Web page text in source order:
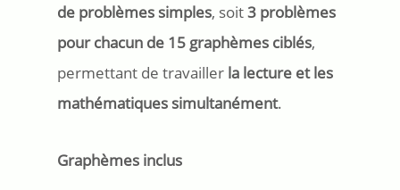
de problèmes simples, soit3 problèmes
pour chacun de 15 graphèmes ciblés,
permettant de travailler la lecture et les
mathématiques simultanément.
Graphèmes inclus